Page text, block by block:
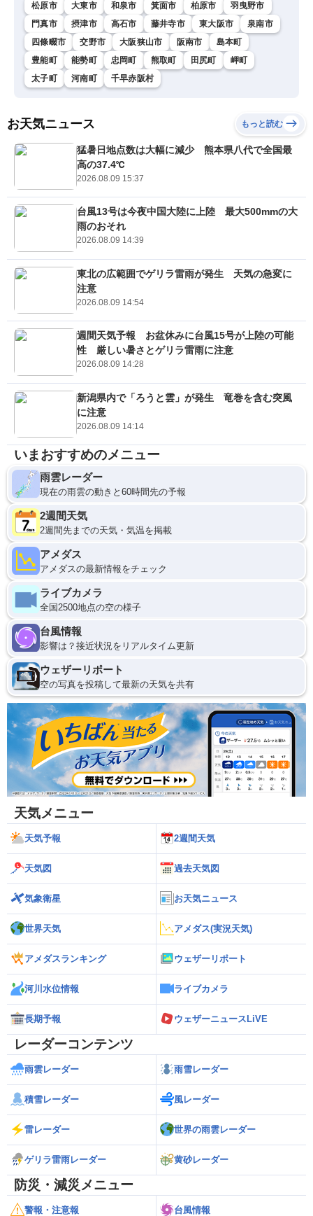
松原市 大東市 和泉市 箕面市 柏原市
羽曳野市
門真市
摂津市 高石市 藤井寺市 東大阪市
泉南市
四條畷市
交野市 大阪狭山市 阪南市
島本町
豊能町
能勢町 忠岡町 熊取町 田尻町
岬町
太子町
河南町 千早赤阪村
お天気ニュース もっと読む
猛暑日地点数は大幅に減少 熊本県八代で全国最
高の37.4℃
2026.08.09 15:37
台風13号は今夜中国大陸に上陸 最大500mmの大
雨のおそれ
2026.08.09 14:39
東北の広範囲でゲリラ雷雨が発生 天気の急変に
注意
2026.08.09 14:54
週間天気予報 お盆休みに台風15号が上陸の可能
性 厳しい暑さとゲリラ雷雨に注意
2026.08.09 14:28
新潟県内で「ろうと雲」が発生 竜巻を含む突風
に注意
2026.08.09 14:14
いまおすすめのメニュー
雨雲レーダー
現在の雨雲の動きと60時間先の予報
2週間天気
2週間先までの天気・気温を掲載
アメダス
アメダスの最新情報をチェック
ライブカメラ
全国2500地点の空の様子
台風情報
影響は？接近状況をリアルタイム更新
ウェザーリポート
空の写真を投稿して最新の天気を共有
天気メニュー
天気予報 2週間天気
天気図 過去天気図
気象衛星 お天気ニュース
世界天気 アメダス(実況天気)
アメダスランキング ウェザーリポート
河川水位情報 ライブカメラ
長期予報 ウェザーニュースLiVE
レーダーコンテンツ
雨雲レーダー 雨雪レーダー
積雪レーダー 風レーダー
雷レーダー 世界の雨雲レーダー
ゲリラ雷雨レーダー 黄砂レーダー
防災・減災メニュー
警報・注意報 台風情報